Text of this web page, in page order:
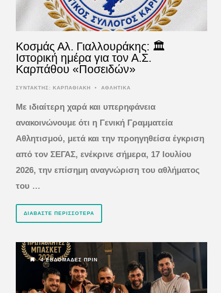
Kοσμάς Αλ. Γιαλλουράκης: 🏛️
Ιστορική ημέρα για τον Α.Σ.
Καρπάθου «Ποσειδών»
ΣΥΝΤΆΚΤΗΣ: ΚΑΡΠΑΘΙΑΚΗ • ΑΘΛΗΤΙΚΑ
Με ιδιαίτερη χαρά και υπερηφάνεια
ανακοινώνουμε ότι η Γενική Γραμματεία
Αθλητισμού, μετά και την προηγηθείσα έγκριση
από τον ΣΕΓΑΣ, ενέκρινε σήμερα, 17 Ιουλίου
2026, την επίσημη αναγνώριση του αθλήματος
του …
ΔΙΑΒΆΣΤΕ ΠΕΡΙΣΣΌΤΕΡΑ
4 ΕΒΔΟΜΆΔΕΣ ΠΡΙΝ